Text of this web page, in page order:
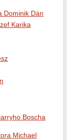
Dominik Dán
Karika
Boscha
Michael